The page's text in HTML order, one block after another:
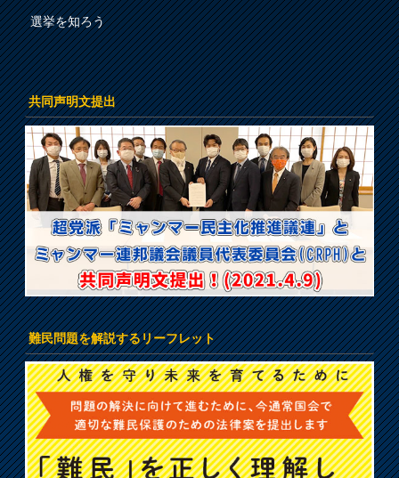
選挙を知ろう
共同声明文提出
難民問題を解説するリーフレット